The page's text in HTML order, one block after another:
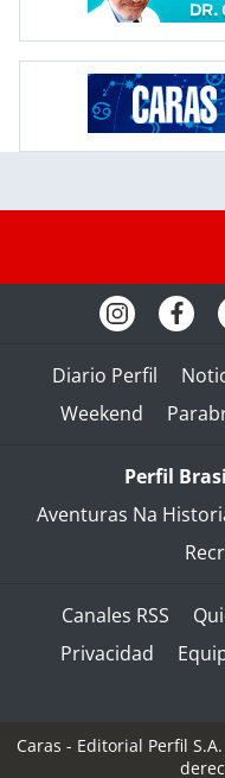
Diario Perfil
Weekend
Perfil
Aventuras Na
Canales RSS
Privacidad
Caras - Editorial Perfil S.A.